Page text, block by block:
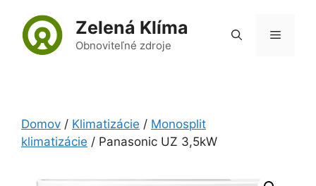
obsah
Zelená Klíma
Obnoviteľné zdroje
Menu
Domov / Klimatizácie / Monosplit
klimatizácie / Panasonic UZ 3,5kW